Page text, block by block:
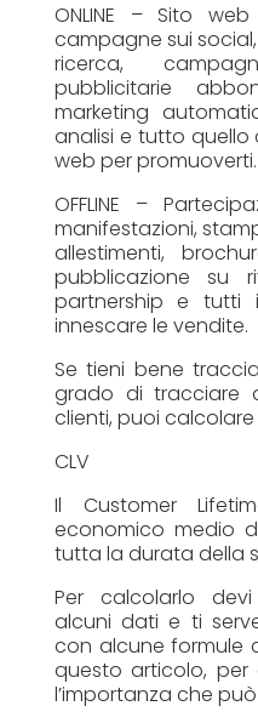
ONLINE – Sito
campagne sui
ricerca,
pubblicitarie
marketing
analisi e tutto quello
web per promuoverti.
OFFLINE –
manifestazioni,
allestimenti,
pubblicazione su
partnership e
innescare le vendite.
Se tieni bene
grado di tracciare
clienti, puoi calcolare
CLV
Il Customer
economico medio
tutta la durata della
Per calcolarlo
alcuni dati e ti
con alcune formule
questo articolo,
l’importanza che